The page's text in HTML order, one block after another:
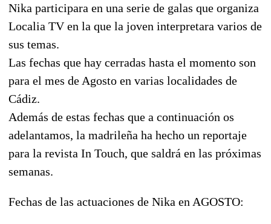
Nika participara en una serie de galas que organiza
Localia TV en la que la joven interpretara varios de
sus temas.
Las fechas que hay cerradas hasta el momento son
para el mes de Agosto en varias localidades de
Cádiz.
Además de estas fechas que a continuación os
adelantamos, la madrileña ha hecho un reportaje
para la revista In Touch, que saldrá en las próximas
semanas.
Fechas de las actuaciones de Nika en AGOSTO: